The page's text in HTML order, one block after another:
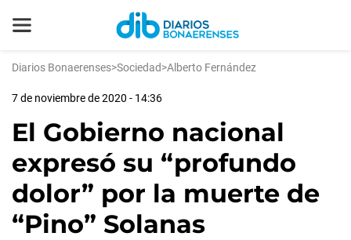
Diarios Bonaerenses>Sociedad>Alberto Fernández
7 de noviembre de 2020 - 14:36
El Gobierno nacional
expresó su “profundo
dolor” por la muerte de
“Pino” Solanas